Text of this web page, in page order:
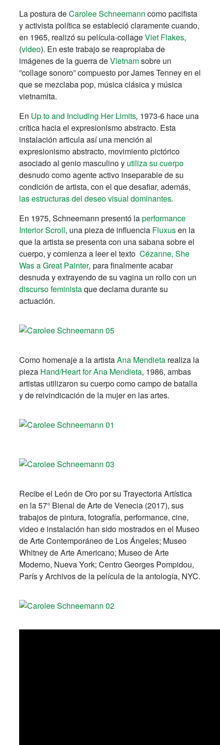
La postura deCarolee Schneemann como pacifista
y activista política se estableció claramente cuando,
en 1965, realizó su película-collageViet Flakes,
(video). En este trabajo se reapropiaba de
imágenes de la guerra deVietnamsobre un
”collage sonoro” compuesto por James Tenney en el
que se mezclaba pop, música clásica y música
vietnamita.
En Up to and Including Her Limits, 1973-6 hace una
crítica hacia el expresionismo abstracto. Esta
instalación articula así una mención al
expresionismo abstracto, movimiento pictórico
asociado al genio masculino y utiliza su cuerpo
desnudo como agente activo inseparable de su
condición de artista, con el que desafiar, además,
las estructuras del deseo visual dominantes.
En 1975, Schneemann presentó laperformance
Interior Scroll, una pieza de influencia Fluxusen la
que la artista se presenta con una sabana sobre el
cuerpo, y comienza a leer el texto Cézanne, She
Was a Great Painter, para finalmente acabar
desnuda y extrayendo de su vagina un rollo con un
discurso feministaque declama durante su
actuación.
Como homenaje a la artistaAna Mendieta realiza la
pieza Hand/Heart for Ana Mendieta, 1986, ambas
artistas utilizaron su cuerpo como campo de batalla
y de reivindicación de la mujer en las artes.
Recibe el León de Oro por su Trayectoria Artística
en la 57° Bienal de Arte de Venecia (2017), sus
trabajos de pintura, fotografía, performance, cine,
video e instalación han sido mostrados en el Museo
de Arte Contemporáneo de Los Ángeles; Museo
Whitney de Arte Americano; Museo de Arte
Moderno, Nueva York; Centro Georges Pompidou,
París y Archivos de la película de la antología, NYC.